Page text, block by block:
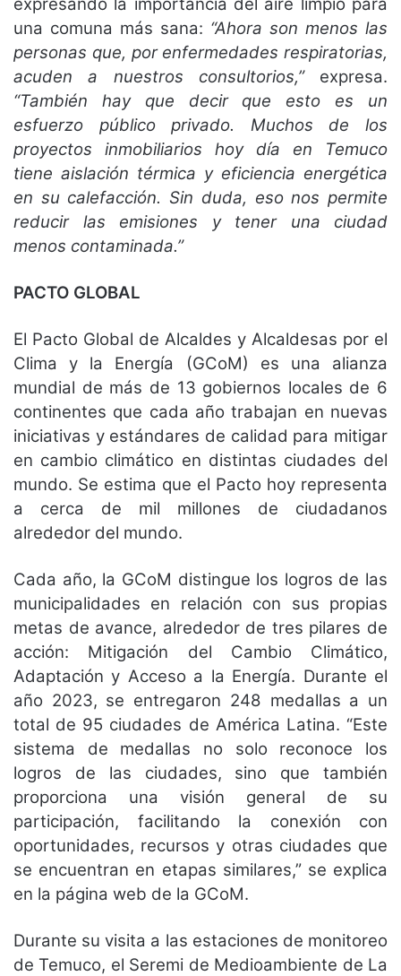
una comuna más sana: “Ahora son menos las
personas que, por enfermedades respiratorias,
acuden a nuestros consultorios,”expresa.
“También hay que decir que esto es un
esfuerzo público privado. Muchos de los
proyectos inmobiliarios hoy día en Temuco
tiene aislación térmica y eficiencia energética
en su calefacción. Sin duda, eso nos permite
reducir las emisiones y tener una ciudad
menos contaminada.”
PACTO GLOBAL
El Pacto Global de Alcaldes y Alcaldesas por el
Clima y la Energía (GCoM) es una alianza
mundial de más de 13 gobiernos locales de 6
continentes que cada año trabajan en nuevas
iniciativas y estándares de calidad para mitigar
en cambio climático en distintas ciudades del
mundo. Se estima que el Pacto hoy representa
a cerca de mil millones de ciudadanos
alrededor del mundo.
Cada año, la GCoM distingue los logros de las
municipalidades en relación con sus propias
metas de avance, alrededor de tres pilares de
acción: Mitigación del Cambio Climático,
Adaptación y Acceso a la Energía. Durante el
año 2023, se entregaron 248 medallas a un
total de 95 ciudades de América Latina. “Este
sistema de medallas no solo reconoce los
logros de las ciudades, sino que también
proporciona una visión general de su
participación, facilitando la conexión con
oportunidades, recursos y otras ciudades que
se encuentran en etapas similares,” se explica
en la página web de la GCoM.
Durante su visita a las estaciones de monitoreo
de Temuco, el Seremi de Medioambiente de La